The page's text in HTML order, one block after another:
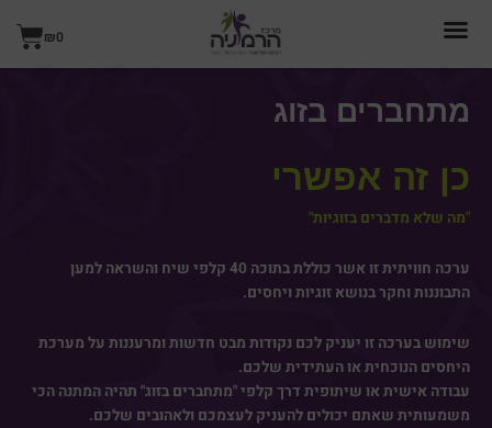
לתוכן
₪0
מתחברים בזוג
כן זה אפשרי
"מה שלא מדברים בזוגיות"
ערכה חוויתית זו אשר כוללת בתוכה 40 קלפי שיח והשראה למען
התבוננות וחקר בנושא זוגיות ויחסים.
שימוש בערכה זו יעניק לכם נקודות מבט חדשות ומרעננות על מערכת
היחסים הנוכחית או העתידית שלכם.
עבודה אישית או שיתופית דרך קלפי "מתחברים בזוג" תהיה המתנה הכי
משמעותית שאתם יכולים להעניק לעצמכם ולאהובים שלכם.